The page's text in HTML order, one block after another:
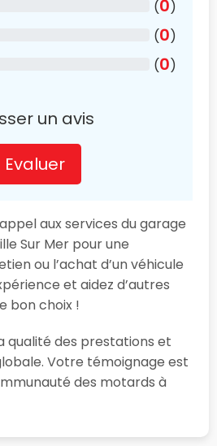
(0)
(0)
(0)
un avis
Evaluer
aux services du garage
Sur Mer pour une
ou l’achat d’un véhicule
et aidez d’autres
bon choix !
qualité des prestations et
Votre témoignage est
des motards à